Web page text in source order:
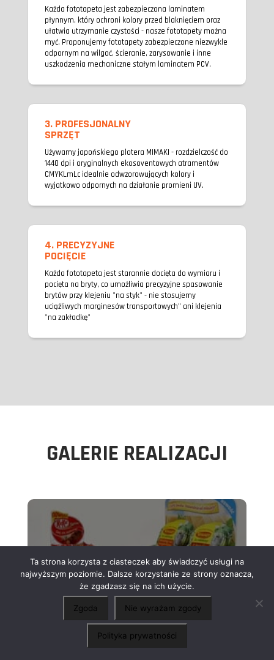
Każda fototapeta jest zabezpieczona laminatem
płynnym, który ochroni kolory przed blaknięciem oraz
ułatwia utrzymanie czystości - nasze fototapety można
myć. Proponujemy fototapety zabezpieczone niezwykle
odpornym na wilgoć, ścieranie, zarysowanie i inne
uszkodzenia mechaniczne stałym laminatem PCV.
3. PROFESJONALNY
SPRZĘT
Używamy japońskiego plotera MIMAKI - rozdzielczość do
1440 dpi i oryginalnych ekosoventowych atramentów
CMYKLmLc idealnie odwzorowujących kolory i
wyjatkowo odpornych na działanie promieni UV.
4. PRECYZYJNE
POCIĘCIE
Każda fototapeta jest starannie docięta do wymiaru i
pocięta na bryty, co umożliwia precyzyjne spasowanie
brytów przy klejeniu "na styk" - nie stosujemy
uciążliwych marginesów transportowych” ani klejenia
"na zakładkę"
GALERIE REALIZACJI
MATERIAŁY
POS
Ta strona korzysta z ciasteczek aby świadczyć usługi na
najwyższym poziomie. Dalsze korzystanie ze strony oznacza,
że zgadzasz się na ich użycie.
Zgoda Nie wyrażam zgody
Polityka prywatności
Chcesz o coś zapytać?